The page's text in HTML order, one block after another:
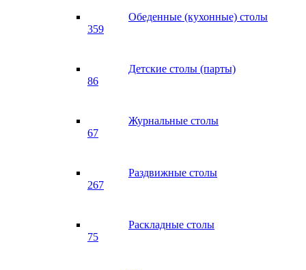
Обеденные (кухонные) столы
359
Детские столы (парты)
86
Журнальные столы
67
Раздвижные столы
267
Раскладные столы
75